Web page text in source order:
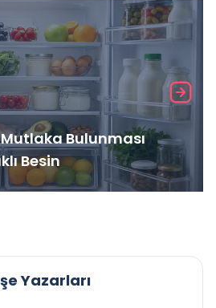
Bulunması
Besin
Yazarları